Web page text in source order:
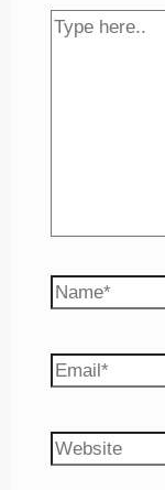
Type
Name*
Email*
Website